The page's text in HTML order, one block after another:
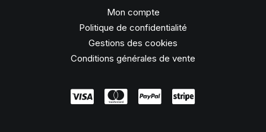
Mon compte
Politique de confidentialité
Gestions des cookies
Conditions générales de vente